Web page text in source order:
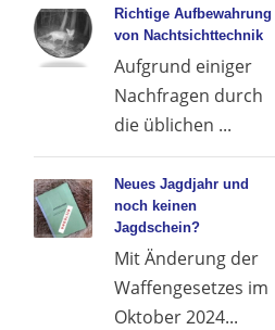
Richtige Aufbewahrung
von Nachtsichttechnik
Aufgrund einiger
Nachfragen durch
die üblichen ...
Neues Jagdjahr und
noch keinen
Jagdschein?
Mit Änderung der
Waffengesetzes im
Oktober 2024...